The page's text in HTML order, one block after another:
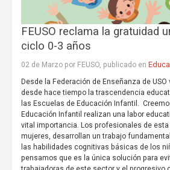
FEUSO reclama la gratuidad
ciclo 0-3 años
02 de Marzo por FEUSO, publicado en
Desde la Federación de Enseñanza de
desde hace tiempo la trascendencia
las Escuelas de Educación Infantil.
Educación Infantil realizan una labor
vital importancia. Los profesionales de esta
mujeres, desarrollan un trabajo
las habilidades cognitivas básicas de los
pensamos que es la única solución para